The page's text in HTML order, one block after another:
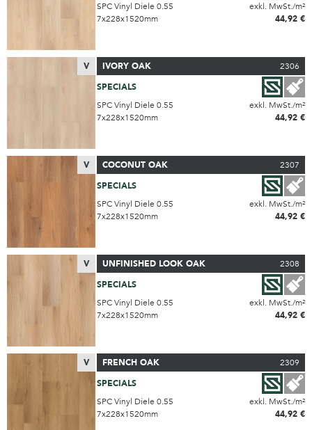
SPC Vinyl Diele 0.55
exkl. MwSt./m²
7x228x1520mm
44,92 €
V IVORY OAK
2306
SPECIALS
SPC Vinyl Diele 0.55
exkl. MwSt./m²
7x228x1520mm
44,92 €
V COCONUT OAK
2307
SPECIALS
SPC Vinyl Diele 0.55
exkl. MwSt./m²
7x228x1520mm
44,92 €
V UNFINISHED LOOK OAK
2308
SPECIALS
SPC Vinyl Diele 0.55
exkl. MwSt./m²
7x228x1520mm
44,92 €
V FRENCH OAK
2309
SPECIALS
SPC Vinyl Diele 0.55
exkl. MwSt./m²
7x228x1520mm
44,92 €